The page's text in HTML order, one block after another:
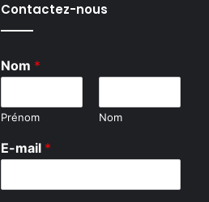
Contactez-nous
Nom *
Prénom Nom
C
o
m
E-mail *